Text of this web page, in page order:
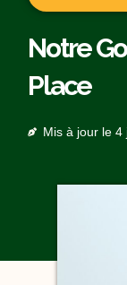
Notre
Place
Mis à jour le 4